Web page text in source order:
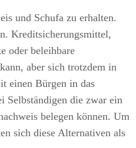
und Schufa zu erhalten.
Kreditsicherungsmittel,
oder beleihbare
aber sich trotzdem in
einen Bürgen in das
Selbständigen die zwar ein
belegen können. Um
sich diese Alternativen als